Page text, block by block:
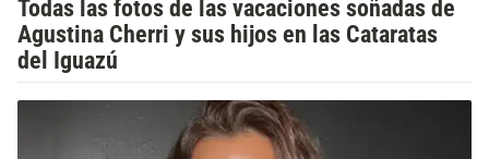
Todas las fotos de las vacaciones soñadas de
Agustina Cherri y sus hijos en las Cataratas
del Iguazú